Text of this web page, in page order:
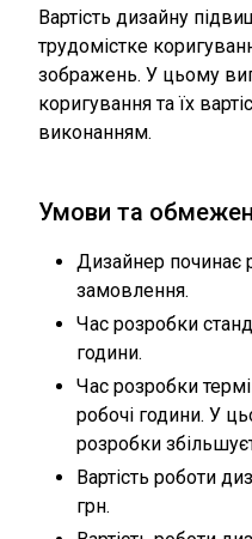
Вартість дизайну
трудомістке
зображень. У цьому
коригування та їх
виконанням.
Умови та
Дизайнер починає
замовлення.
Час розробки
години.
Час розробки
робочі години. У
розробки
Вартість роботи
грн.